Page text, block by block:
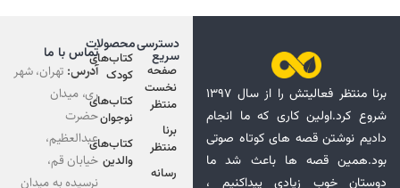
برنا منتظر فعالیتش را از سال ۱۳۹۷
شروع کرد.اولین کاری که ما انجام
دادیم نوشتن قصه های کوتاه صوتی
بود.همین قصه ها باعث شد ما
دوستان خوب زیادی پیداکنیم ،
دسترسی
سریع
صفحه
نخست
منتظر
برنا
منتظر
رسانه
محصولات
کتاب‌های
کودک
کتاب‌های
نوجوان
کتاب‌های
والدین
تماس با ما
آدرس: تهران، شهر
ری، میدان
حضرت
عبدالعظیم،
خیابان قم،
نرسیده به میدان